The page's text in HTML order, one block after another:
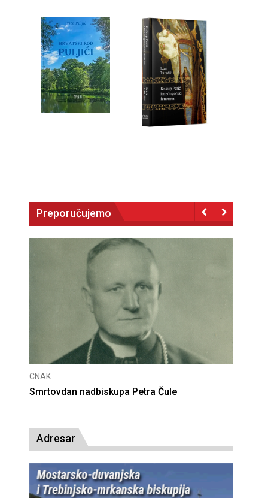
Preporučujemo
CNAK
Deseta obljetnica poništenja komunističke
Adresar